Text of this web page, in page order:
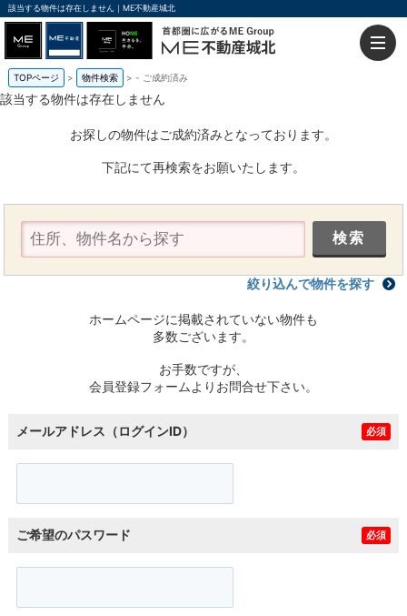
該当する物件は存在しません｜ME不動産城北
TOPページ 物件検索 - ご成約済み
該当する物件は存在しません
お探しの物件はご成約済みとなっております。
下記にて再検索をお願いたします。
絞り込んで物件を探す
ホームページに掲載されていない物件も
多数ございます。
お手数ですが、
会員登録フォームよりお問合せ下さい。
メールアドレス（ログインID） 必須
ご希望のパスワード 必須